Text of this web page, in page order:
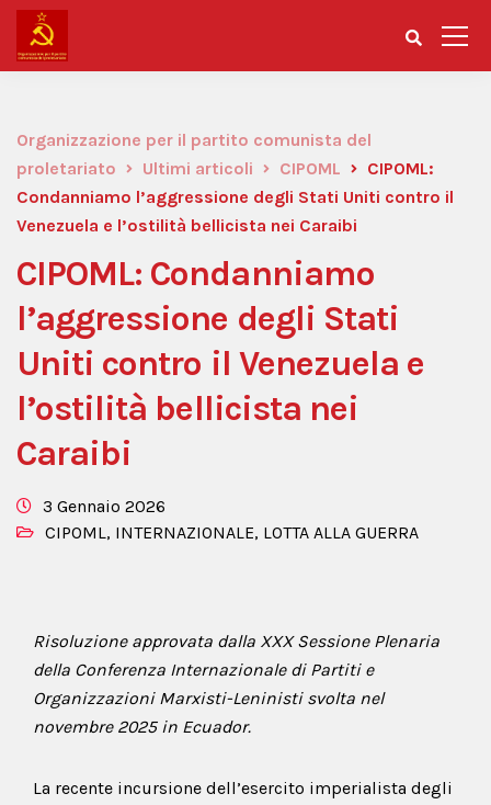
Organizzazione per il partito comunista del
proletariato
Ultimi articoli CIPOML
CIPOML:
Condanniamo l’aggressione degli Stati Uniti contro il
Venezuela e l’ostilità bellicista nei Caraibi
CIPOML: Condanniamo
l’aggressione degli Stati
Uniti contro il Venezuela e
l’ostilità bellicista nei
Caraibi
3 Gennaio 2026
CIPOML, INTERNAZIONALE, LOTTA ALLA GUERRA
Risoluzione approvata dalla XXX Sessione Plenaria
della Conferenza Internazionale di Partiti e
Organizzazioni Marxisti-Leninisti svolta nel
novembre 2025 in Ecuador.
La recente incursione dell’esercito imperialista degli